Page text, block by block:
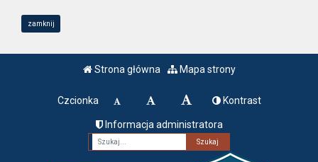
zamknij
Strona główna Mapa strony
Czcionka Kontrast
Informacja administratora
Fraza